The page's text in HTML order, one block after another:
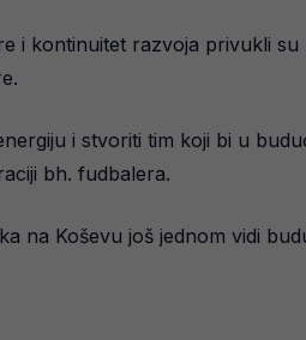
i kontinuitet razvoja privukli su
i stvoriti tim koji bi u
bh. fudbalera.
na Koševu još jednom vidi